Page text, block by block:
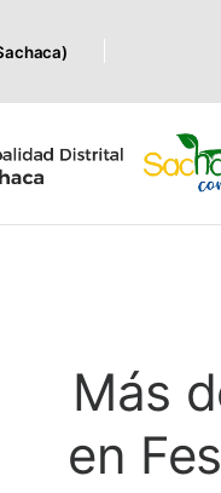
Más
en